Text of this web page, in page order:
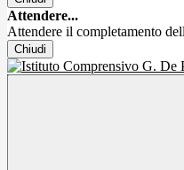
Attendere...
Attendere il completamento
Chiudi